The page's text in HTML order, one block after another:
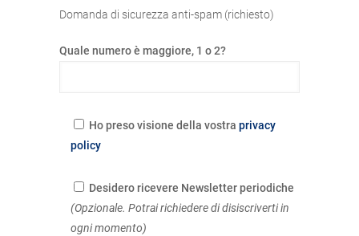
Domanda di sicurezza anti-spam (richiesto)
Quale numero è maggiore, 1 o 2?
Ho preso visione della vostra privacy
policy
Desidero ricevere Newsletter periodiche
(Opzionale. Potrai richiedere di disiscriverti in
ogni momento)